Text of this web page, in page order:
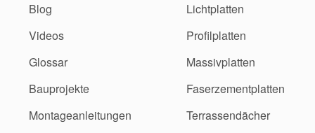
Blog
Videos
Glossar
Bauprojekte
Montageanleitungen
Lichtplatten
Profilplatten
Massivplatten
Faserzementplatten
Terrassendächer